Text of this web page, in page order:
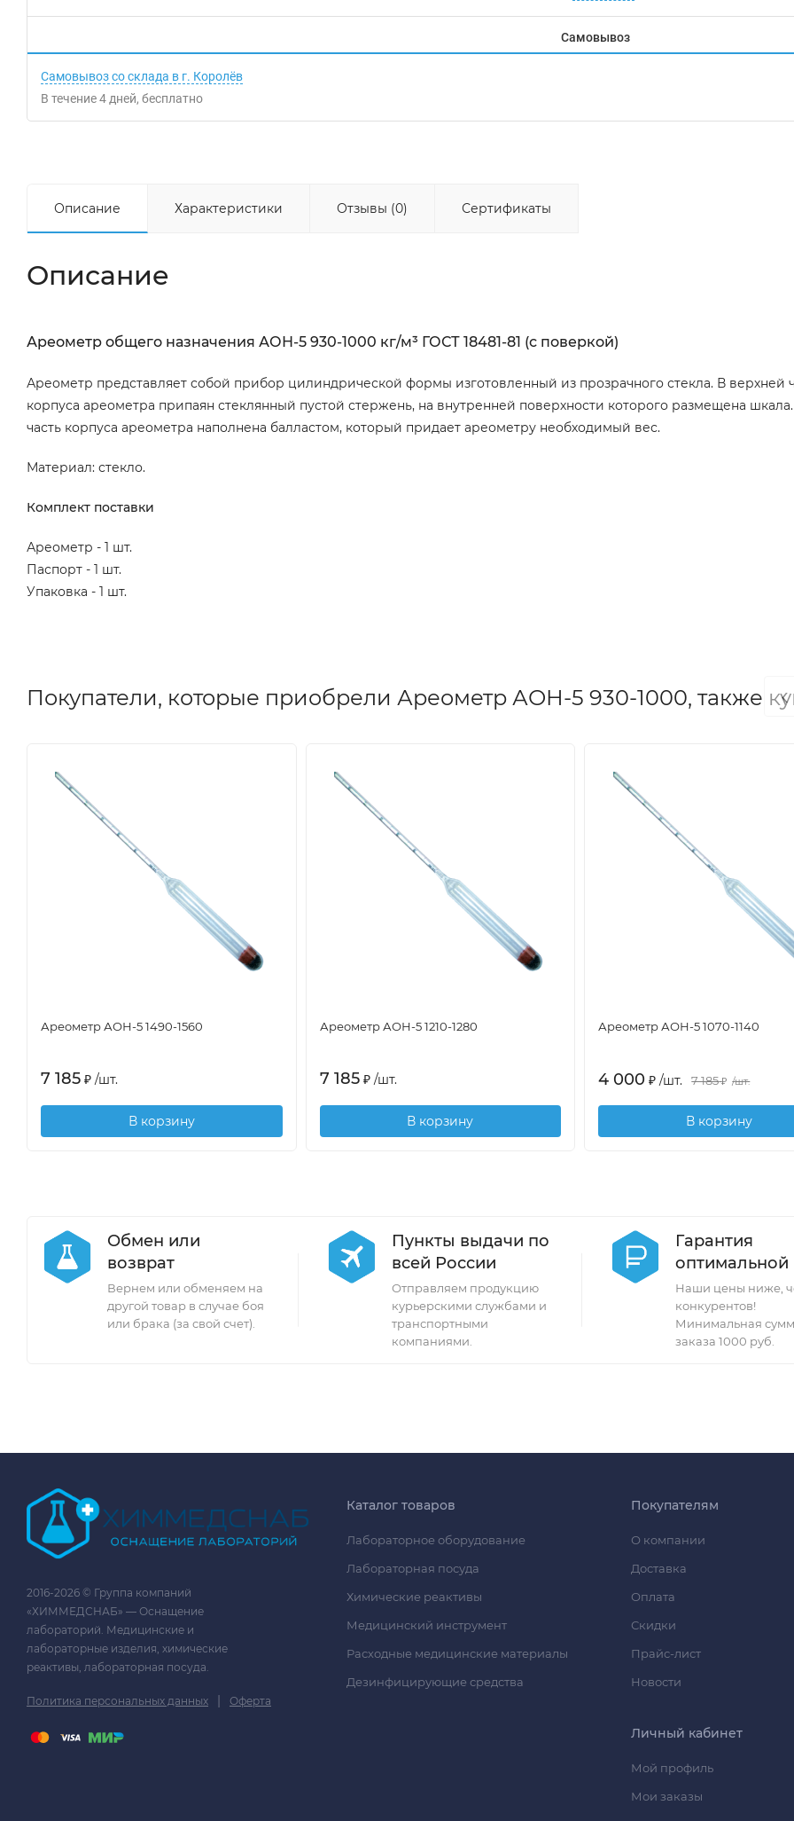
Самовывоз
Самовывоз со склада в г. Королёв
В течение4 дней Бесплатно
Описание Характеристики Отзывы (0) Сертификаты
Описание
Ареометр общего назначения АОН-5 930-1000 кг/м³ ГОСТ 18481-81 (с поверкой)
Ареометр представляет собой прибор цилиндрической формы изготовленный из прозрачного стекла. В верхней
корпуса ареометра припаян стеклянный пустой стержень, на внутренней поверхности которого размещена
часть корпуса ареометра наполнена балластом, который придает ареометру необходимый вес.
Материал: стекло.
Комплект поставки
Ареометр - 1 шт.
Паспорт - 1 шт.
Упаковка - 1 шт.
Покупатели, которые приобрели Ареометр АОН-5 930-1000, также
Ареометр АОН-5 1490-1560
7 185 ₽ /шт.
В корзину
Ареометр АОН-5 1210-1280
7 185 ₽ /шт.
В корзину
Ареометр АОН-5 1070-1140
4 000 ₽ /шт. 7 185 ₽ /шт.
В корзину
‹
Обмен или
возврат
Вернем или обменяем на
другой товар в случае боя
или брака (за свой счет).
Пункты выдачи по
всей России
Отправляем продукцию
курьерскими службами и
транспортными
компаниями.
Гарантия
оптимальной
Наши цены ниже,
конкурентов!
Минимальная
заказа 1000 руб.
2016-2026 © Группа компаний
«ХИММЕДСНАБ» — Оснащение
лабораторий. Медицинские и
лабораторные изделия, химические
реактивы, лабораторная посуда.
Политика персональных данных | Оферта
Каталог товаров
Лабораторное оборудование
Лабораторная посуда
Химические реактивы
Медицинский инструмент
Расходные медицинские материалы
Дезинфицирующие средства
Покупателям
О компании
Доставка
Оплата
Скидки
Прайс-лист
Новости
Личный кабинет
Мой профиль
Мои заказы